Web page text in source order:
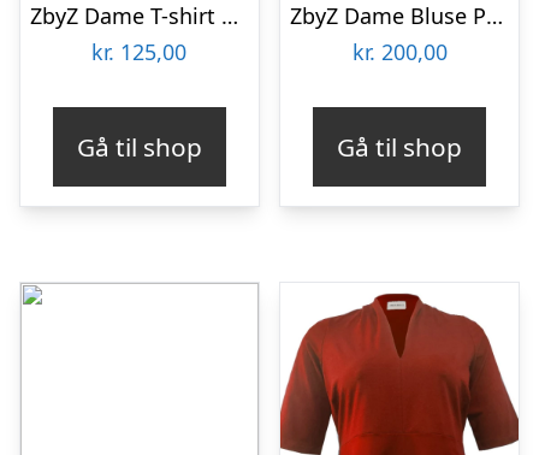
ZbyZ Dame T-shirt Plus Size – Print 2 – 42/44
kr. 125,00
Gå til shop
ZbyZ Dame Bluse Plus Size – LIght Green – 54/56
kr. 200,00
Gå til shop